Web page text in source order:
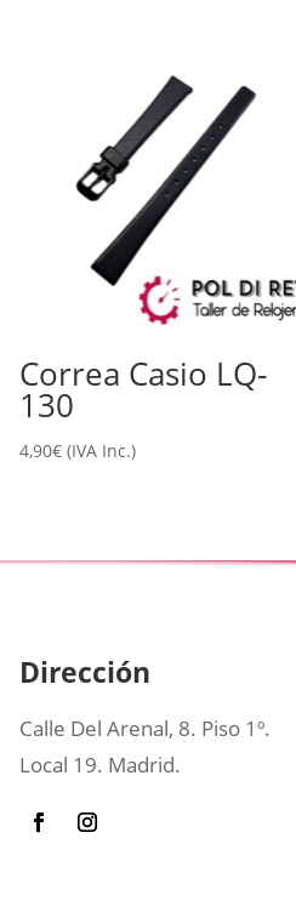
Correa Casio LQ-
130
4,90€ (IVA Inc.)
Dirección
Calle Del Arenal, 8. Piso 1º.
Local 19. Madrid.